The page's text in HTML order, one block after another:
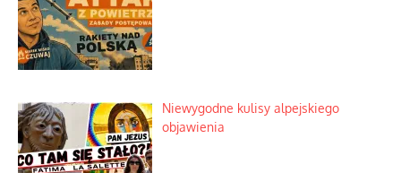
Niewygodne kulisy alpejskiego
objawienia